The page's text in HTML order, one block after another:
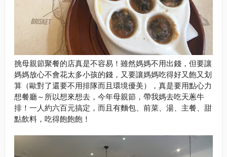
挑母親節聚餐的店真是不容易！雖然媽媽不用出錢，但要讓
媽媽放心不會花太多小孩的錢，又要讓媽媽吃得好又飽又划
算（歐對了還要不用排隊而且環境優美），真是要用點心力
想餐廳～所以想來想去，今年母親節，帶我媽去吃天蔥牛
排！一人約六百元搞定，而且有麵包、前菜、湯、主餐、甜
點飲料，吃得飽飽飽！